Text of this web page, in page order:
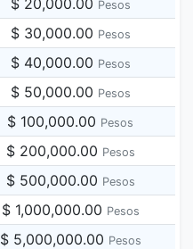
$ 20,000.00 Pesos
$ 30,000.00 Pesos
$ 40,000.00 Pesos
$ 50,000.00 Pesos
$ 100,000.00 Pesos
$ 200,000.00 Pesos
$ 500,000.00 Pesos
$ 1,000,000.00 Pesos
$ 5,000,000.00 Pesos